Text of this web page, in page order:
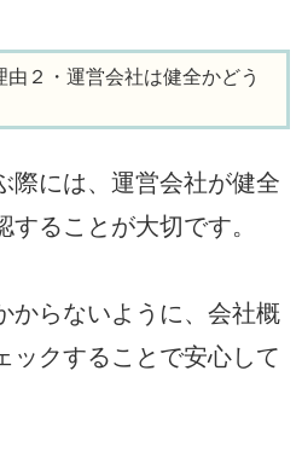
２・運営会社は健全かどう
際には、運営会社が健全
ることが大切です。
からないように、会社概
ックすることで安心して